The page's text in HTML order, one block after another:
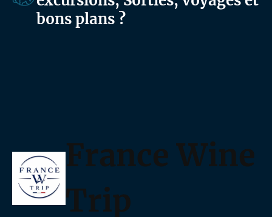
bons plans ?
France Wine
Trip